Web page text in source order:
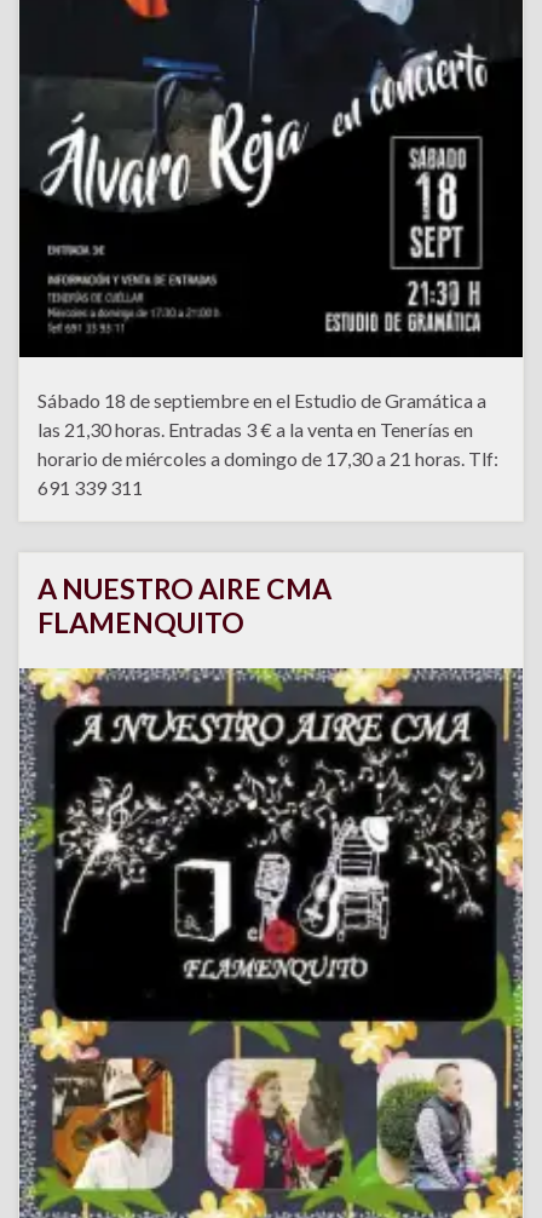
Sábado 18 de septiembre en el Estudio de Gramática a
las 21,30 horas. Entradas 3 € a la venta en Tenerías en
horario de miércoles a domingo de 17,30 a 21 horas. Tlf:
691 339 311
A NUESTRO AIRE CMA
FLAMENQUITO